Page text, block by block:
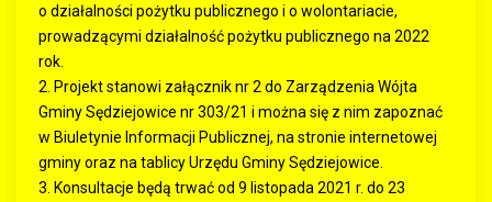
o działalności pożytku publicznego i o wolontariacie,
prowadzącymi działalność pożytku publicznego na 2022
rok.
2. Projekt stanowi załącznik nr 2 do Zarządzenia Wójta
Gminy Sędziejowice nr 303/21 i można się z nim zapoznać
w Biuletynie Informacji Publicznej, na stronie internetowej
gminy oraz na tablicy Urzędu Gminy Sędziejowice.
3. Konsultacje będą trwać od 9 listopada 2021 r. do 23